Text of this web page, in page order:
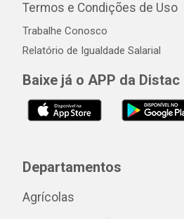
Termos e Condições de Uso
Trabalhe Conosco
Relatório de Igualdade Salarial
Baixe já o APP da Distac
Departamentos
Agrícolas